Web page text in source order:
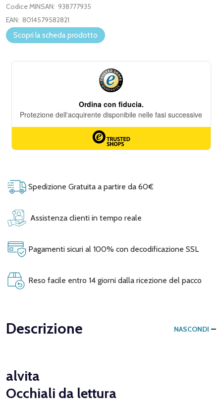
Codice MINSAN: 938777935
EAN: 8014579582821
Scopri la scheda prodotto
Spedizione Gratuita a partire da 60€
Assistenza clienti in tempo reale
Pagamenti sicuri al 100% con decodificazione SSL
Reso facile entro 14 giorni dalla ricezione del pacco
Descrizione NASCONDI
alvita
Occhiali da lettura